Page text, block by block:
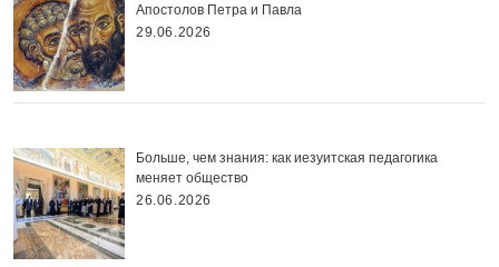
Апостолов Петра и Павла
29.06.2026
Больше, чем знания: как иезуитская педагогика
меняет общество
26.06.2026